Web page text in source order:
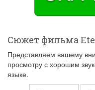
Сюжет фильма
Представляем вашему
просмотру с хорошим
языке.